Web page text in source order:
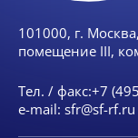
101000, г.
помещение III,
Тел. / факс:+7
e-mail: sfr@sf-rf.ru